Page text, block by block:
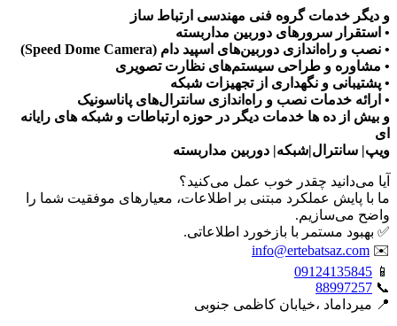
و دیگر خدمات گروه فنی مهندسی ارتباط ساز
• استقرار سرورهای دوربین مداربسته
• نصب و راه‌اندازی دوربین‌های اسپید دام (Speed Dome Camera)
• مشاوره و طراحی سیستم‌های نظارت تصویری
• پشتیبانی و نگهداری از تجهیزات شبکه
• ارائه خدمات نصب و راه‌اندازی سانترال‌های پاناسونیک
و بیش از ده ها خدمات دیگر در حوزه ارتباطات و شبکه های رایانه
ای
ویپ| سانترال|شبکه| دوربین مداربسته
آیا می‌دانید چقدر خوب عمل می‌کنید؟
ما با پایش عملکرد مبتنی بر اطلاعات، معیارهای موفقیت شما را
واضح می‌سازیم.
✅ بهبود مستمر با بازخورد اطلاعاتی.
✉️
info@ertebatsaz.com
📱
09124135845
📞
88997257
📍 میرداماد ،خیابان کاظمی جنوبی